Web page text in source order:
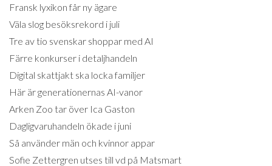
Fransk lyxikon får ny ägare
Väla slog besöksrekord i juli
Tre av tio svenskar shoppar med AI
Färre konkurser i detaljhandeln
Digital skattjakt ska locka familjer
Här är generationernas AI-vanor
Arken Zoo tar över Ica Gaston
Dagligvaruhandeln ökade i juni
Så använder män och kvinnor appar
Sofie Zettergren utses till vd på Matsmart